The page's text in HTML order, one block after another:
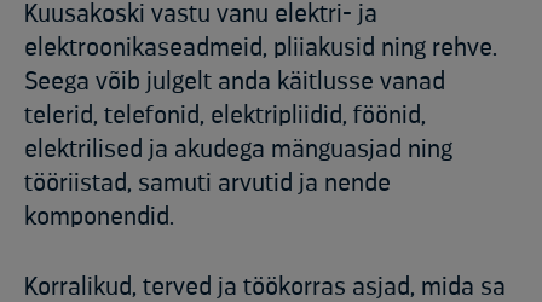
Kuusakoski vastu vanu elektri- ja
elektroonikaseadmeid, pliiakusid ning rehve.
Seega võib julgelt anda käitlusse vanad
telerid, telefonid, elektripliidid, föönid,
elektrilised ja akudega mänguasjad ning
tööriistad, samuti arvutid ja nende
komponendid.
Korralikud, terved ja töökorras asjad, mida sa